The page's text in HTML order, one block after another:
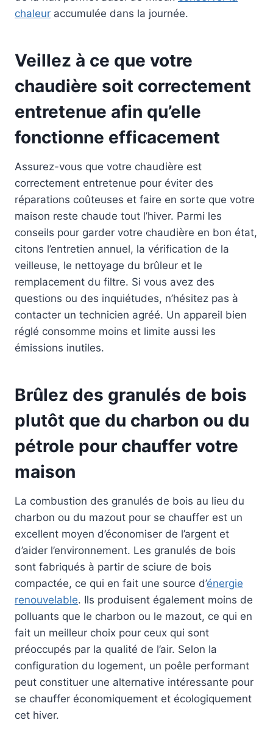
chaleur accumulée dans la journée.
Veillez à ce que votre
chaudière soit correctement
entretenue afin qu’elle
fonctionne efficacement
Assurez-vous que votre chaudière est
correctement entretenue pour éviter des
réparations coûteuses et faire en sorte que votre
maison reste chaude tout l’hiver. Parmi les
conseils pour garder votre chaudière en bon état,
citons l’entretien annuel, la vérification de la
veilleuse, le nettoyage du brûleur et le
remplacement du filtre. Si vous avez des
questions ou des inquiétudes, n’hésitez pas à
contacter un technicien agréé. Un appareil bien
réglé consomme moins et limite aussi les
émissions inutiles.
Brûlez des granulés de bois
plutôt que du charbon ou du
pétrole pour chauffer votre
maison
La combustion des granulés de bois au lieu du
charbon ou du mazout pour se chauffer est un
excellent moyen d’économiser de l’argent et
d’aider l’environnement. Les granulés de bois
sont fabriqués à partir de sciure de bois
compactée, ce qui en fait une source d’énergie
renouvelable. Ils produisent également moins de
polluants que le charbon ou le mazout, ce qui en
fait un meilleur choix pour ceux qui sont
préoccupés par la qualité de l’air. Selon la
configuration du logement, un poêle performant
peut constituer une alternative intéressante pour
se chauffer économiquement et écologiquement
cet hiver.